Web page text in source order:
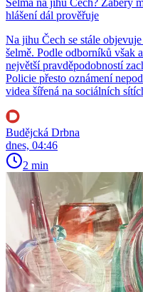
hlášení dál prověřuje
Na jihu Čech se stále
šelmě. Podle odborníků však
největší pravděpodobností
Policie přesto oznámení
videa šířená na sociálních
Budějcká Drbna
dnes, 04:46
2 min